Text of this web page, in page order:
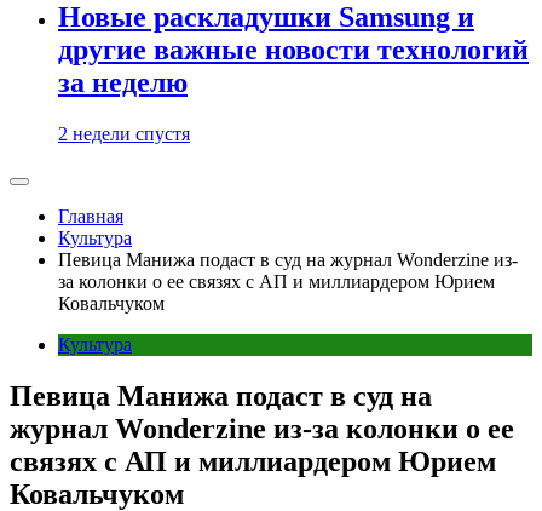
Новые раскладушки Samsung и
другие важные новости технологий
за неделю
2 недели спустя
Главная
Культура
Певица Манижа подаст в суд на журнал Wonderzine из-
за колонки о ее связях с АП и миллиардером Юрием
Ковальчуком
Культура
Певица Манижа подаст в суд на
журнал Wonderzine из-за колонки о ее
связях с АП и миллиардером Юрием
Ковальчуком